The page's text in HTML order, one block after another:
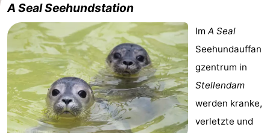
A Seal Seehundstation
Im A Seal
Seehundauffan
gzentrum in
Stellendam
werden kranke,
verletzte und